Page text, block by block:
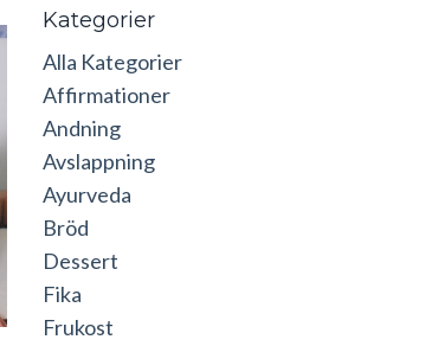
Kategorier
Alla Kategorier
Affirmationer
Andning
Avslappning
Ayurveda
Bröd
Dessert
Fika
Frukost